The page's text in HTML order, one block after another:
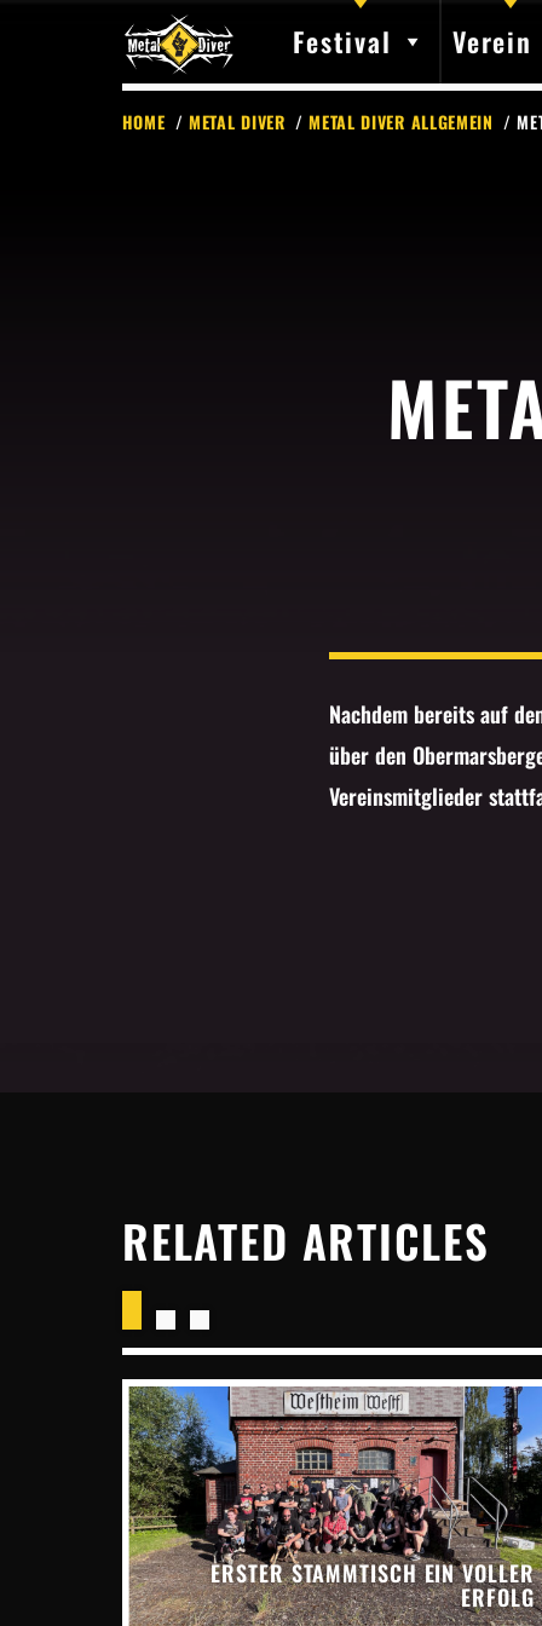
Festival Verein
HOME /METAL DIVER /METAL DIVER ALLGEMEIN /
Nachdem bereits auf
über den
Vereinsmitglieder
RELATED ARTICLES
ERSTER STAMMTISCH EIN VOLLER
ERFOLG